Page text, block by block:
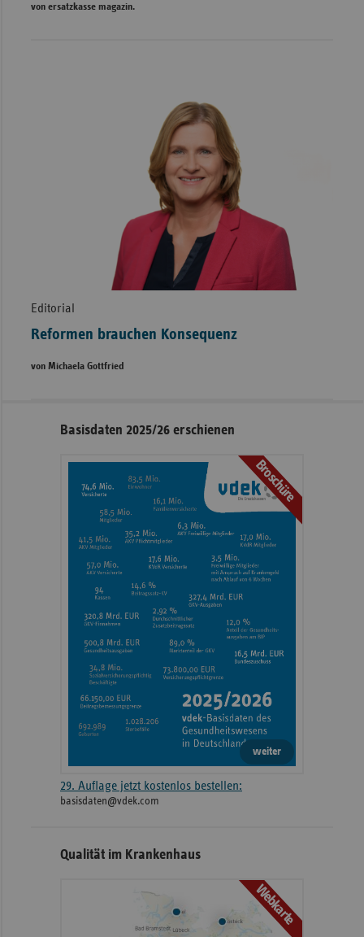
von ersatzkasse magazin.
Editorial
Reformen brauchen Konsequenz
von Michaela Gottfried
Seitennavigation
Seitenleiste
Informationen
Basisdaten 2025/26 erschienen
Broschüre
weiter
29. Auflage jetzt kostenlos bestellen:
basisdaten@vdek.com
Qualität im Krankenhaus
Webkarte